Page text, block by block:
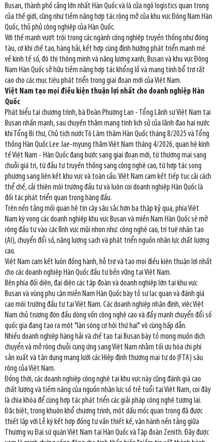
Busan, thành phố cảng lớn nhất Hàn Quốc và là cửa ngõ logistics quan trọng
của thế giới, cũng như tiềm năng hợp tác rộng mở của khu vực Đông Nam Hàn
Quốc, thủ phủ công nghiệp của Hàn Quốc.
Với thế mạnh vượt trội trong các ngành công nghiệp truyền thống như đóng
tàu, cơ khí chế tạo, hàng hải, kết hợp cùng định hướng phát triển mạnh mẽ
về kinh tế số, đô thị thông minh và năng lượng xanh, Busan và khu vực Đông
Nam Hàn Quốc sở hữu tiềm năng hợp tác khổng lồ và mang tính bổ trợ rất
cao cho các mục tiêu phát triển trong giai đoạn mới của Việt Nam.
Việt Nam tạo mọi điều kiện thuận lợi nhất cho doanh nghiệp Hàn
Quốc
Phát biểu tại chương trình, bà Đoàn Phương Lan - Tổng Lãnh sự Việt Nam tại
Busan nhấn mạnh, sau chuyến thăm mang tính lịch sử của lãnh đạo hai nước
khi Tổng Bí thư, Chủ tịch nước Tô Lâm thăm Hàn Quốc tháng 8/2025 và Tổng
thống Hàn Quốc Lee Jae-myung thăm Việt Nam tháng 4/2026, quan hệ kinh
tế Việt Nam - Hàn Quốc đang bước sang giai đoạn mới, từ thương mại sang
chuỗi giá trị, từ đầu tư truyền thống sang công nghệ cao, từ hợp tác song
phương sang liên kết khu vực và toàn cầu. Việt Nam cam kết tiếp tục cải cách
thể chế, cải thiện môi trường đầu tư và luôn coi doanh nghiệp Hàn Quốc là
đối tác phát triển quan trọng hàng đầu.
Trên nền tảng mối quan hệ tin cậy sâu sắc hơn ba thập kỷ qua, phía Việt
Nam kỳ vọng các doanh nghiệp khu vực Busan và miền Nam Hàn Quốc sẽ mở
rộng đầu tư vào các lĩnh vực mũi nhọn như: công nghệ cao, trí tuệ nhân tạo
(AI), chuyển đổi số, năng lượng sạch và phát triển nguồn nhân lực chất lượng
cao.
Việt Nam cam kết luôn đồng hành, hỗ trợ và tạo mọi điều kiện thuận lợi nhất
cho các doanh nghiệp Hàn Quốc đầu tư bền vững tại Việt Nam.
Bên phía đối diện, đại diện các tập đoàn và doanh nghiệp lớn tại khu vực
Busan và vùng phụ cận miền Nam Hàn Quốc bày tỏ sự lạc quan và đánh giá
cao môi trường đầu tư tại Việt Nam. Các doanh nghiệp nhận định, việc Việt
Nam chủ trương đón đầu dòng vốn công nghệ cao và đẩy mạnh chuyển đổi số
quốc gia đang tạo ra một "làn sóng cơ hội thứ hai" vô cùng hấp dẫn.
Nhiều doanh nghiệp hàng hải và chế tạo tại Busan bày tỏ mong muốn dịch
chuyển và mở rộng chuỗi cung ứng sang Việt Nam nhằm tối ưu hóa chi phí
sản xuất và tận dụng mạng lưới các Hiệp định thương mại tự do (FTA) sâu
rộng của Việt Nam.
Đồng thời, các doanh nghiệp công nghệ tại khu vực này cũng đánh giá cao
chất lượng và tiềm năng của nguồn nhân lực số trẻ tuổi tại Việt Nam, coi đây
là chìa khóa để cùng hợp tác phát triển các giải pháp công nghệ tương lai.
Đặc biệt, trong khuôn khổ chương trình, một dấu mốc quan trọng đã được
thiết lập với Lễ ký kết hợp đồng tư vấn thiết kế, vận hành nền tảng giữa
Thương vụ Đại sứ quán Việt Nam tại Hàn Quốc và Tập đoàn Zenith. Đây được